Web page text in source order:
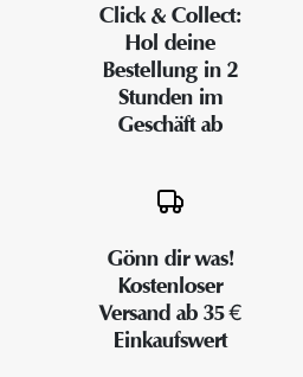
Click & Collect:
Hol deine
Bestellung in 2
Stunden im
Geschäft ab
Gönn dir was!
Kostenloser
Versand ab 35 €
Einkaufswert